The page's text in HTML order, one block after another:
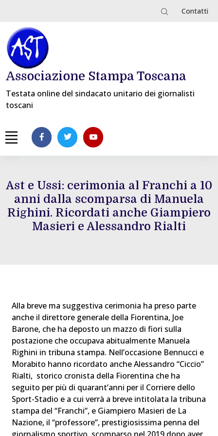
Contatti
Associazione Stampa Toscana
Testata online del sindacato unitario dei giornalisti
toscani
Ast e Ussi: cerimonia al Franchi a 10
anni dalla scomparsa di Manuela
Righini. Ricordati anche Giampiero
Masieri e Alessandro Rialti
Alla breve ma suggestiva cerimonia ha preso parte
anche il direttore generale della Fiorentina, Joe
Barone, che ha deposto un mazzo di fiori sulla
postazione che occupava abitualmente Manuela
Righini in tribuna stampa. Nell’occasione Bennucci e
Morabito hanno ricordato anche Alessandro “Ciccio”
Rialti, storico cronista della Fiorentina che ha
seguito per più di quarant’anni per il Corriere dello
Sport-Stadio e a cui verrà a breve intitolata la tribuna
stampa del “Franchi”, e Giampiero Masieri de La
Nazione, il “professore”, prestigiosissima penna del